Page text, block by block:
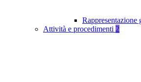
Rappresentazione
Attività e procedimenti 2